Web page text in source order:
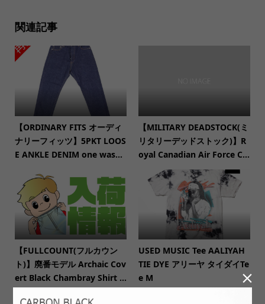
関連記事
【ORDINARY FITS オーディ
ナリーフィッツ】5PKT LOOS
E ANKLE DENIM one was...
【MILITARY DEADSTOCK(ミ
リタリーデッドストック)】R
oyal Canadian Air Force C...
【FULLCOUNT(フルカウン
ト)】廃番モデル Archaic Cov
ert Black Chambray Shirt ...
USED MUSIC Tee AALIYAH
TIE DYE アリーヤ タイダイTe
e M
